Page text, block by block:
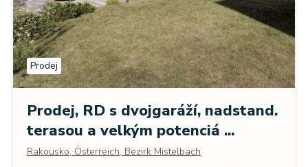
Prodej
Prodej, RD s dvojgaráží, nadstand.
terasou a velkým potenciá ...
Rakousko, Österreich, Bezirk Mistelbach